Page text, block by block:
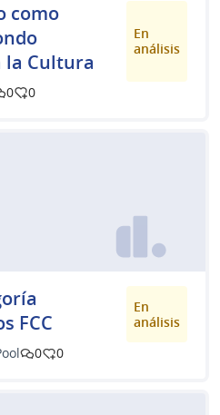
como
la Cultura
En
análisis
0 0
FCC
En
análisis
0 0